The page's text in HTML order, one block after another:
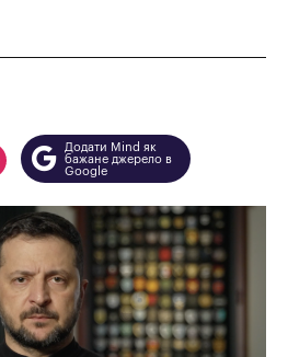
Додати Mind як
бажане джерело в
Google